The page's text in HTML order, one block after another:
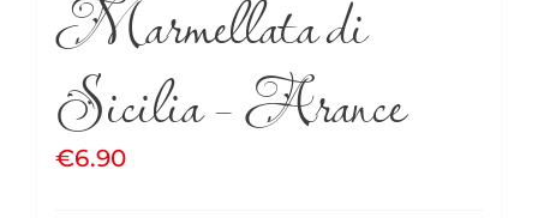
Marmellata di
Sicilia – Arance
€6.90